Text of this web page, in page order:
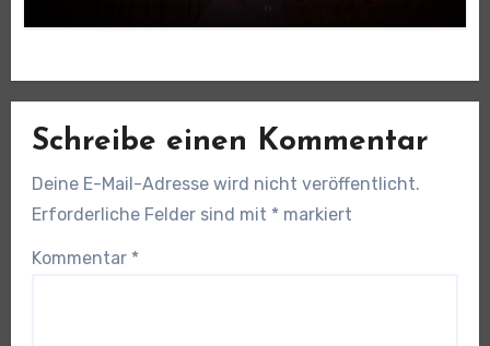
Schreibe einen Kommentar
Deine E-Mail-Adresse wird nicht veröffentlicht.
Erforderliche Felder sind mit * markiert
Kommentar *